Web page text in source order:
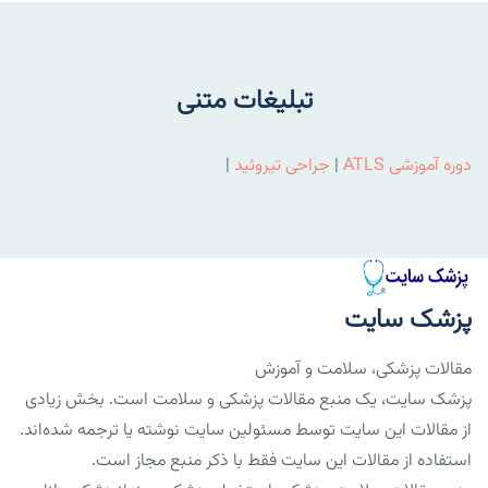
تبلیغات متنی
دوره آموزشی ATLS | جراحی تیروئید |
پزشک سایت
مقالات پزشکی، سلامت و آموزش
پزشک سایت، یک منبع مقالات پزشکی و سلامت است. بخش زیادی
از مقالات این سایت توسط مسئولین سایت نوشته یا ترجمه شده‌اند.
استفاده از مقالات این سایت فقط با ذکر منبع مجاز است.